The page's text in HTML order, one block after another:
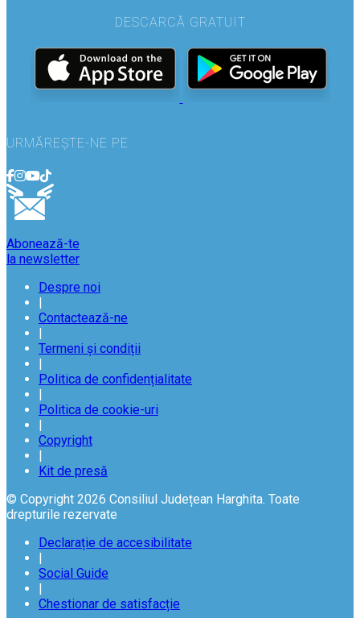
DESCARCĂ GRATUIT
URMĂREȘTE-NE PE
Abonează-te
la newsletter
Despre noi
|
Contactează-ne
|
Termeni și condiții
|
Politica de confidențialitate
|
Politica de cookie-uri
|
Copyright
|
Kit de presă
© Copyright 2026 Consiliul Județean Harghita. Toate
drepturile rezervate
Declarație de accesibilitate
|
Social Guide
|
Chestionar de satisfacție